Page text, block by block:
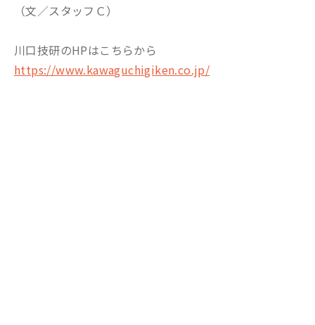
（文／スタッフＣ）
川口技研のHPはこちらから
https://www.kawaguchigiken.co.jp/